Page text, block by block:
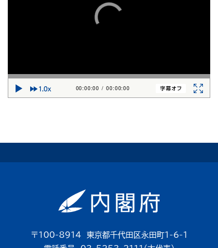
00:00:00 / 00:00:00
〒100-8914 東京都千代田区永田町1-6-1